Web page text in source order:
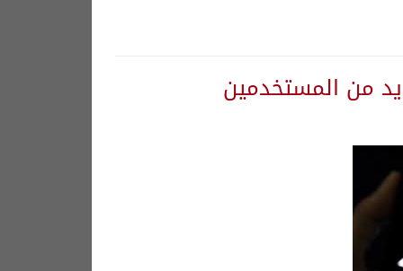
التركية وجمهورية باكستان الإسلامية.